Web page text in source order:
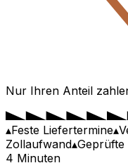
Nur Ihren Anteil
▴Feste Liefertermine▴
Zollaufwand▴Geprüfte
4 Minuten